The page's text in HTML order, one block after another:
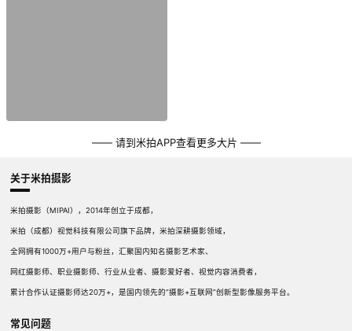
—— 请到米拍APP查看更多大片 ——
关于米拍摄影
米拍摄影（MIPAI），2014年创立于成都，
米拍（成都）视觉科技有限公司旗下品牌，米拍深耕摄影领域，
全网拥有1000万+用户与粉丝，汇聚国内知名摄影艺术家、
网红摄影师、职业摄影师、行业从业者、摄影爱好者、视觉内容消费者，
累计合作认证摄影师达20万+，是国内领先的“摄影+互联网”创新型影像服务平台。
常见问题